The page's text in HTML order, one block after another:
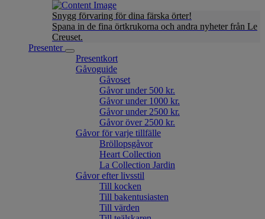
Snygg förvaring för dina färska örter!
Spana in de fina örtkrukorna och andra nyheter från Le
Creuset.
Presenter
Presentkort
Gåvoguide
Gåvoset
Gåvor under 500 kr.
Gåvor under 1000 kr.
Gåvor under 2500 kr.
Gåvor över 2500 kr.
Gåvor för varje tillfälle
Bröllopsgåvor
Heart Collection
La Collection Jardin
Gåvor efter livsstil
Till kocken
Till bakentusiasten
Till värden